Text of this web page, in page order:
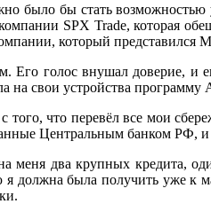
было бы стать
SPX Trade, которая
который
Его голос внушал доверие, и
на свои устройства
что перевёл все мои
Центральным банком РФ, и
меня два крупных кредита,
должна была получить уже к